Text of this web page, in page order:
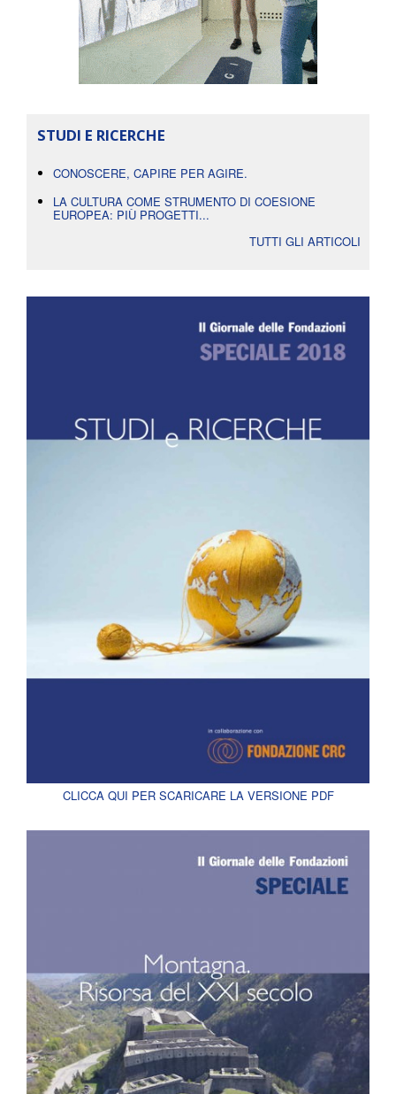
STUDI E RICERCHE
CONOSCERE, CAPIRE PER AGIRE.
LA CULTURA COME STRUMENTO DI COESIONE
EUROPEA: PIÙ PROGETTI...
TUTTI GLI ARTICOLI
CLICCA QUI PER SCARICARE LA VERSIONE PDF